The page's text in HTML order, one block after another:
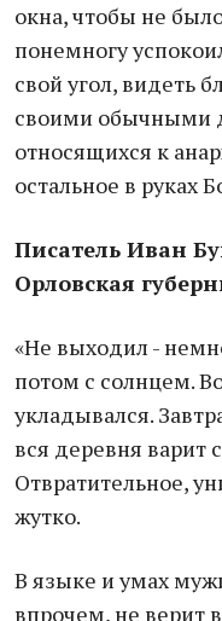
окна, чтобы не
понемногу
свой угол, видеть
своими обычными
относящихся к
остальное в руках
Писатель Иван
Орловская
«Не выходил -
потом с солнцем.
укладывался.
вся деревня варит
Отвратительное,
жутко.
В языке и умах
впрочем, не верит